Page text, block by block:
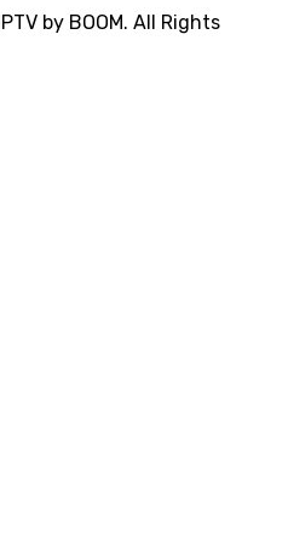
by BOOM. All Rights